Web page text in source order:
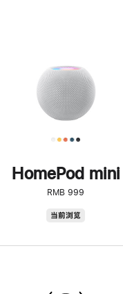
HomePod mini
RMB 999
当前浏览